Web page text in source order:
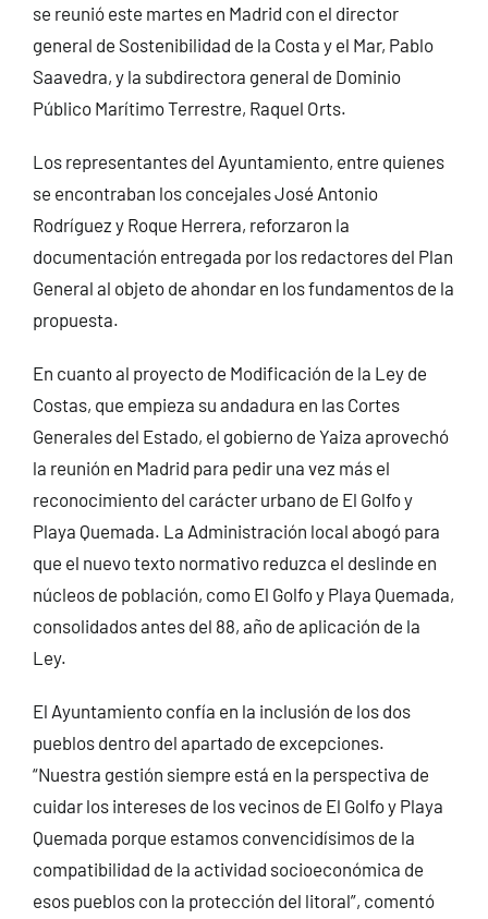
se reunió este martes en Madrid con el director
general de Sostenibilidad de la Costa y el Mar, Pablo
Saavedra, y la subdirectora general de Dominio
Público Marítimo Terrestre, Raquel Orts.
Los representantes del Ayuntamiento, entre quienes
se encontraban los concejales José Antonio
Rodríguez y Roque Herrera, reforzaron la
documentación entregada por los redactores del Plan
General al objeto de ahondar en los fundamentos de la
propuesta.
En cuanto al proyecto de Modificación de la Ley de
Costas, que empieza su andadura en las Cortes
Generales del Estado, el gobierno de Yaiza aprovechó
la reunión en Madrid para pedir una vez más el
reconocimiento del carácter urbano de El Golfo y
Playa Quemada. La Administración local abogó para
que el nuevo texto normativo reduzca el deslinde en
núcleos de población, como El Golfo y Playa Quemada,
consolidados antes del 88, año de aplicación de la
Ley.
El Ayuntamiento confía en la inclusión de los dos
pueblos dentro del apartado de excepciones.
“Nuestra gestión siempre está en la perspectiva de
cuidar los intereses de los vecinos de El Golfo y Playa
Quemada porque estamos convencidísimos de la
compatibilidad de la actividad socioeconómica de
esos pueblos con la protección del litoral”, comentó